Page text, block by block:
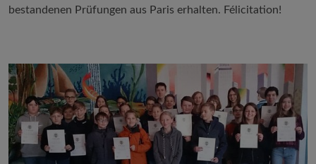
bestandenen Prüfungen aus Paris erhalten. Félicitation!